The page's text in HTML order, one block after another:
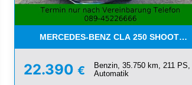
FARBEN
MERCEDES-BENZ CLA 250
22.390 €
Benzin, 35.750 km, 211 PS,
Automatik